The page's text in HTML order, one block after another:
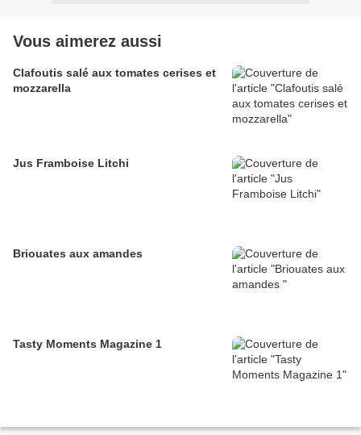
Vous aimerez aussi
Clafoutis salé aux tomates cerises et
mozzarella
Jus Framboise Litchi
Briouates aux amandes
Tasty Moments Magazine 1